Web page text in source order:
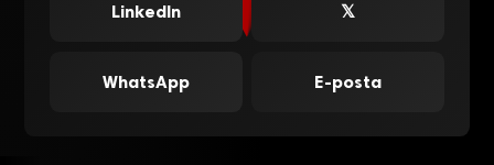
LinkedIn
𝕏
WhatsApp E-posta